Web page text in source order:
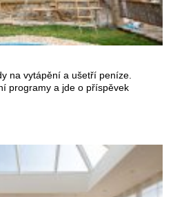
na vytápění a ušetří peníze.
programy a jde o příspěvek